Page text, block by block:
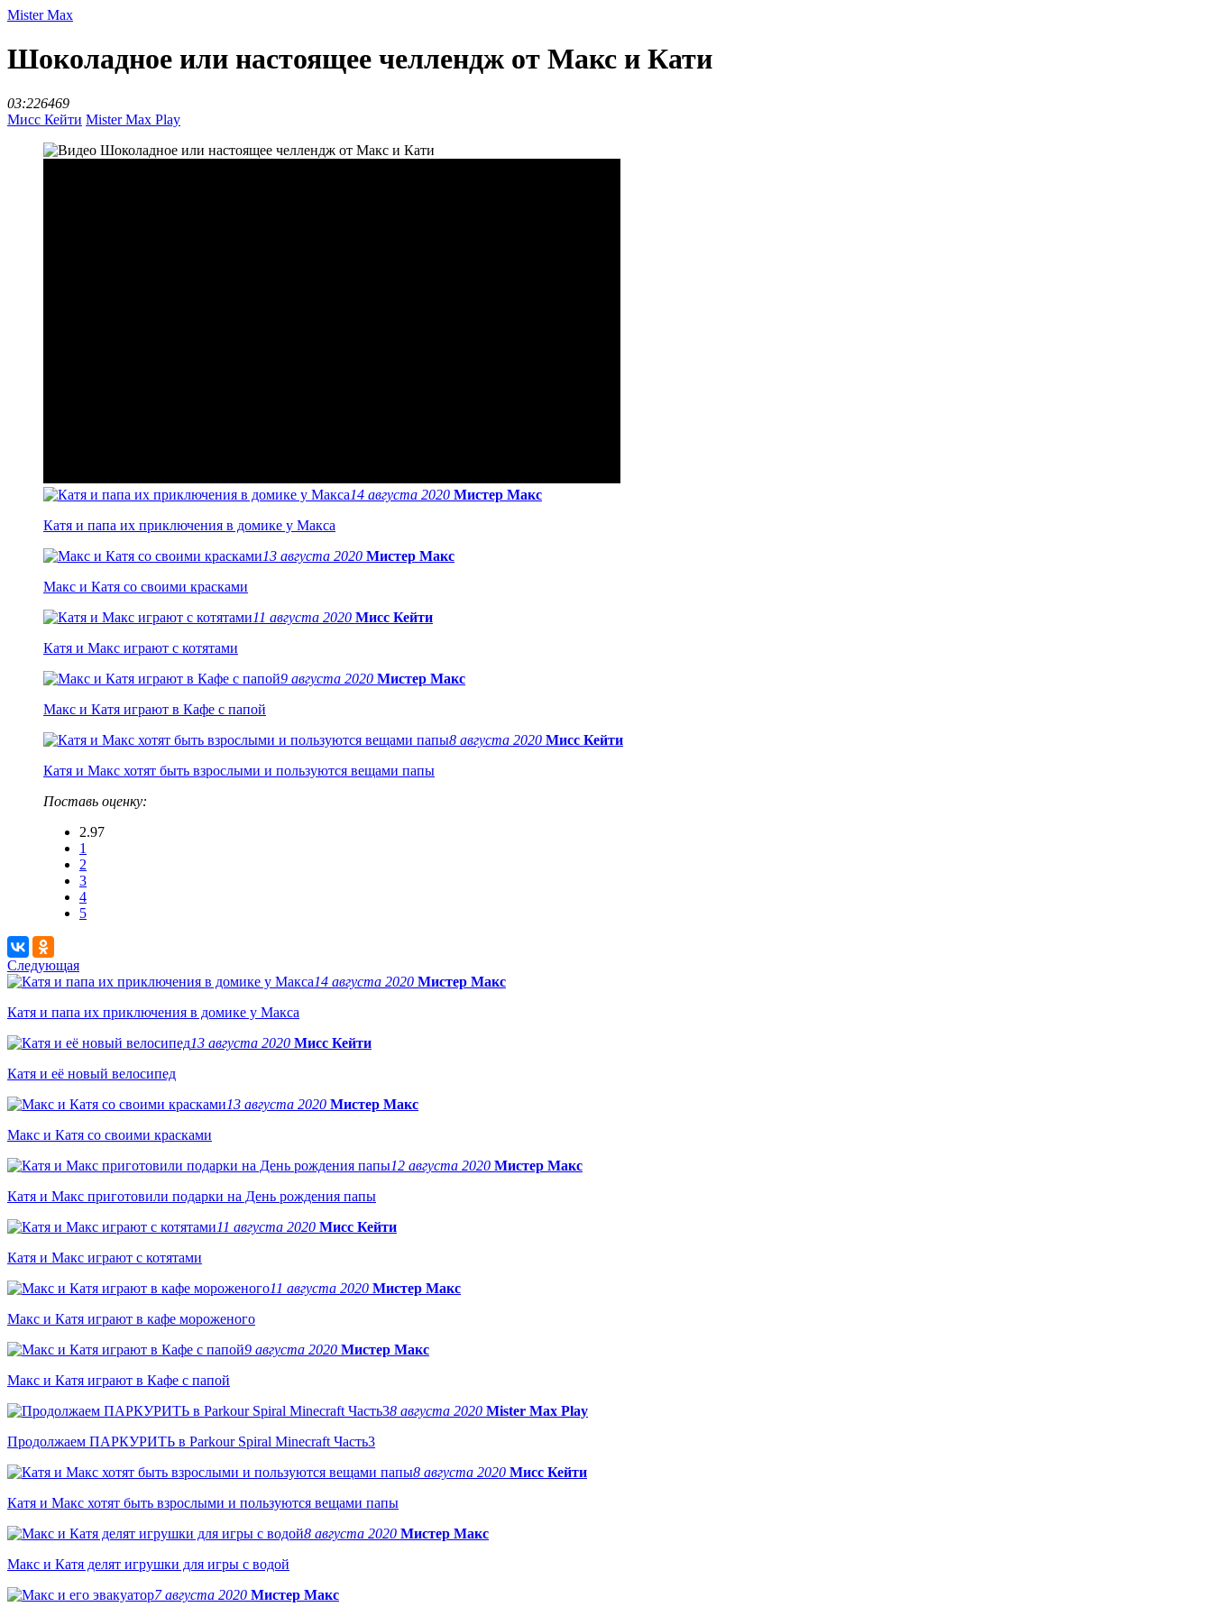
Mister Max
Шоколадное или настоящее челлендж от Макс и Кати
03:226469
Мисс Кейти Mister Max Play
14 августа 2020 Мистер Макс
Катя и папа их приключения в домике у Макса
13 августа 2020 Мистер Макс
Макс и Катя со своими красками
11 августа 2020 Мисс Кейти
Катя и Макс играют с котятами
9 августа 2020 Мистер Макс
Макс и Катя играют в Кафе с папой
8 августа 2020 Мисс Кейти
Катя и Макс хотят быть взрослыми и пользуются вещами папы
Поставь оценку:
2.97
1
2
3
4
5
Следующая
14 августа 2020 Мистер Макс
Катя и папа их приключения в домике у Макса
13 августа 2020 Мисс Кейти
Катя и её новый велосипед
13 августа 2020 Мистер Макс
Макс и Катя со своими красками
12 августа 2020 Мистер Макс
Катя и Макс приготовили подарки на День рождения папы
11 августа 2020 Мисс Кейти
Катя и Макс играют с котятами
11 августа 2020 Мистер Макс
Макс и Катя играют в кафе мороженого
9 августа 2020 Мистер Макс
Макс и Катя играют в Кафе с папой
8 августа 2020 Mister Max Play
Продолжаем ПАРКУРИТЬ в Parkour Spiral Minecraft Часть3
8 августа 2020 Мисс Кейти
Катя и Макс хотят быть взрослыми и пользуются вещами папы
8 августа 2020 Мистер Макс
Макс и Катя делят игрушки для игры с водой
7 августа 2020 Мистер Макс